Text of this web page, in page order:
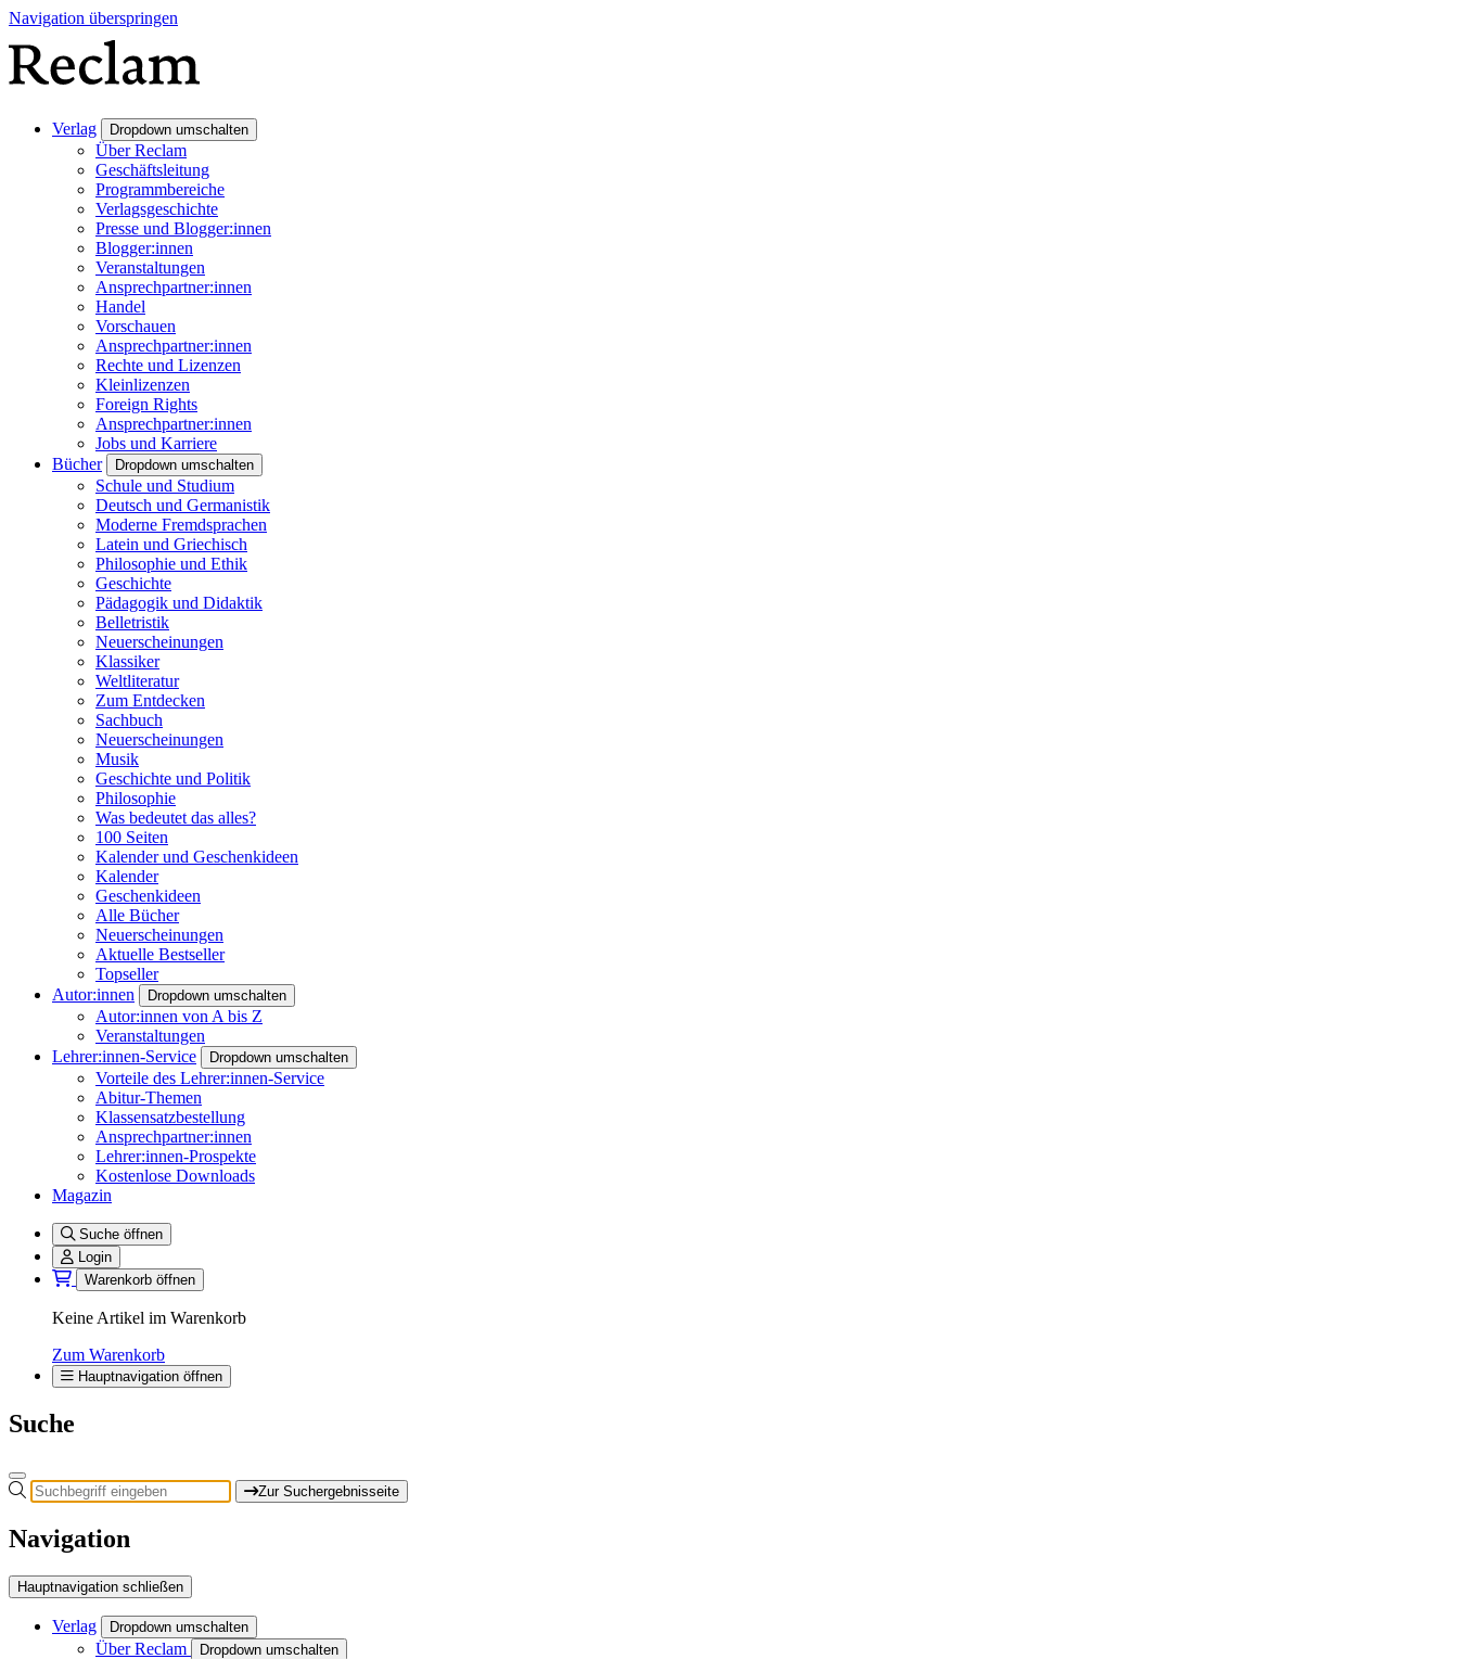
Navigation überspringen
Verlag Dropdown umschalten
Über Reclam
Geschäftsleitung
Programmbereiche
Verlagsgeschichte
Presse und Blogger:innen
Blogger:innen
Veranstaltungen
Ansprechpartner:innen
Handel
Vorschauen
Ansprechpartner:innen
Rechte und Lizenzen
Kleinlizenzen
Foreign Rights
Ansprechpartner:innen
Jobs und Karriere
Bücher
Dropdown umschalten
Schule und Studium
Deutsch und Germanistik
Moderne Fremdsprachen
Latein und Griechisch
Philosophie und Ethik
Geschichte
Pädagogik und Didaktik
Belletristik
Neuerscheinungen
Klassiker
Weltliteratur
Zum Entdecken
Sachbuch
Neuerscheinungen
Musik
Geschichte und Politik
Philosophie
Was bedeutet das alles?
100 Seiten
Kalender und Geschenkideen
Kalender
Geschenkideen
Alle Bücher
Neuerscheinungen
Aktuelle Bestseller
Topseller
Autor:innen
Dropdown umschalten
Autor:innen von A bis Z
Veranstaltungen
Lehrer:innen-Service
Dropdown umschalten
Vorteile des Lehrer:innen-Service
Abitur-Themen
Klassensatzbestellung
Ansprechpartner:innen
Lehrer:innen-Prospekte
Kostenlose Downloads
Magazin
Suche öffnen
Login
Warenkorb öffnen
Keine Artikel im Warenkorb
Zum Warenkorb
Hauptnavigation öffnen
Suche
Zur Suchergebnisseite
Navigation
Hauptnavigation schließen
Verlag Dropdown umschalten
Über Reclam Dropdown umschalten